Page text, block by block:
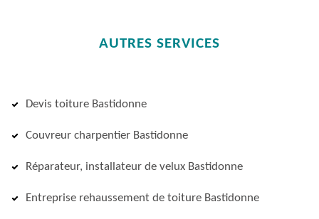
AUTRES SERVICES
Devis toiture Bastidonne
Couvreur charpentier Bastidonne
Réparateur, installateur de velux Bastidonne
Entreprise rehaussement de toiture Bastidonne